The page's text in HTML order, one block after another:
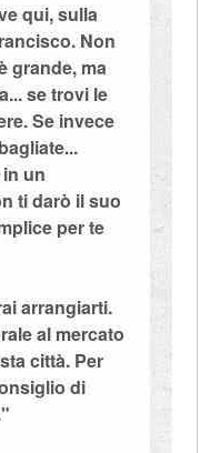
qui, sulla
Non
grande, ma
se trovi le
Se invece
un
ti darò il suo
per te
arrangiarti.
al mercato
città. Per
di